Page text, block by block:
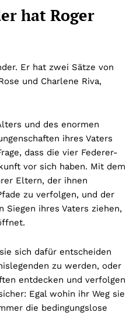
hat Roger
Er hat zwei Sätze von
und Charlene Riva,
und des enormen
ihres Vaters
dass die vier Federer-
vor sich haben. Mit dem
Eltern, der ihnen
zu verfolgen, und der
Siegen ihres Vaters ziehen,
sich dafür entscheiden
zu werden, oder
entdecken und verfolgen
Egal wohin ihr Weg sie
die bedingungslose